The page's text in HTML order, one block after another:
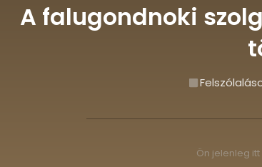
A falugondnoki
Ön jelenleg itt